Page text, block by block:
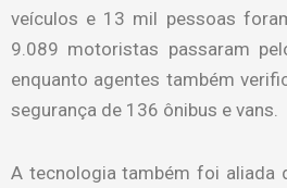
veículos e 13 mil pessoas
9.089 motoristas passaram
enquanto agentes também
segurança de 136 ônibus e vans.
A tecnologia também foi aliada